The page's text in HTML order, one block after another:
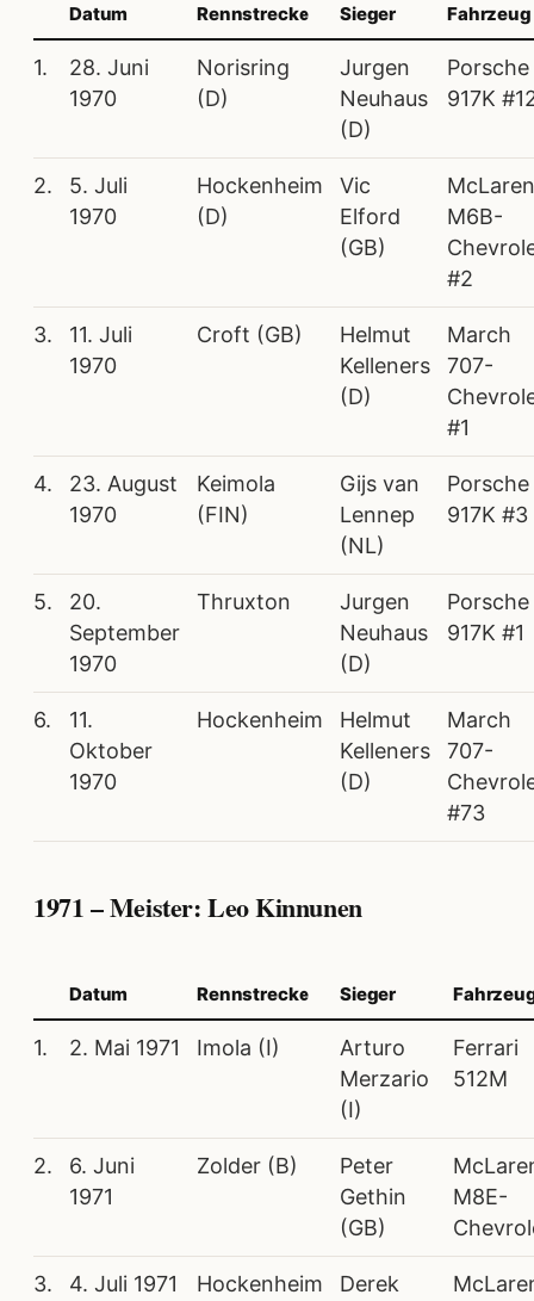
Datum Rennstrecke Sieger Fahrzeug
1.
28. Juni
1970
Norisring
(D)
Jurgen
Neuhaus
(D)
Porsche
917K
2.
5. Juli
1970
Hockenheim
(D)
Vic
Elford
(GB)
McLaren
M6B-
#2
3.
11. Juli
1970
Croft (GB)
Helmut
Kelleners
(D)
March
707-
#1
4.
23. August
1970
Keimola
(FIN)
Gijs van
Lennep
(NL)
Porsche
917K #3
5.
20.
September
1970
Thruxton
Jurgen
Neuhaus
(D)
Porsche
917K #1
6.
11.
Oktober
1970
Hockenheim
Helmut
Kelleners
(D)
March
707-
#73
1971 – Meister: Leo Kinnunen
Datum Rennstrecke Sieger
1. 2. Mai 1971 Imola (I)
Arturo
Merzario
(I)
Ferrari
512M
2.
6. Juni
1971
Zolder (B)
Peter
Gethin
(GB)
M8E-
3. 4. Juli 1971
Hockenheim
Derek